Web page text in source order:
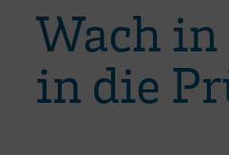
Wach
in die